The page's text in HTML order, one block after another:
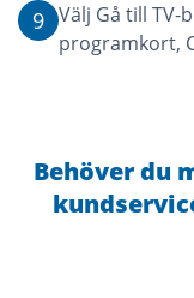
9 Välj Gå till
programkort,
Behöver du